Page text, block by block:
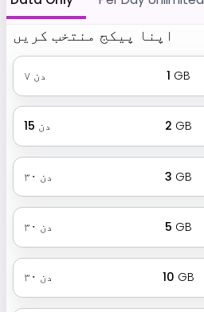
اپنا پیکج منتخب کریں
۷ دن 1 GB
15 دن 2 GB
۳۰ دن 3 GB
۳۰ دن 5 GB
۳۰ دن 10 GB